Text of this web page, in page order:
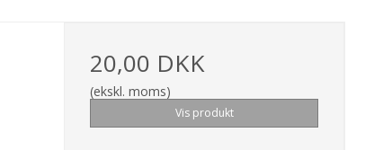
20,00 DKK
(ekskl. moms)
Vis produkt